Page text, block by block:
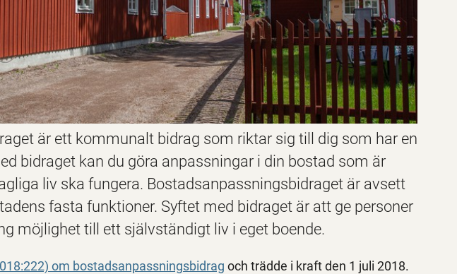
är ett kommunalt bidrag som riktar sig till dig som har en
bidraget kan du göra anpassningar i din bostad som är
liv ska fungera. Bostadsanpassningsbidraget är avsett
fasta funktioner. Syftet med bidraget är att ge personer
möjlighet till ett självständigt liv i eget boende.
om bostadsanpassningsbidrag och trädde i kraft den 1 juli 2018.